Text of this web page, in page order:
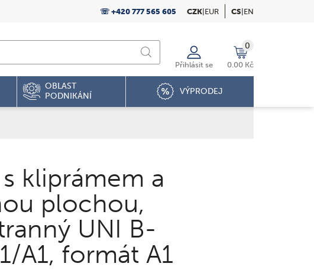
☏ +420 777 565 605 CZK|EUR CS|EN
Přihlásit se
0
0.00 Kč
OBLAST
PODNIKÁNÍ
VÝPRODEJ
kliprámem a
plochou,
UNI B-
A1, formát A1